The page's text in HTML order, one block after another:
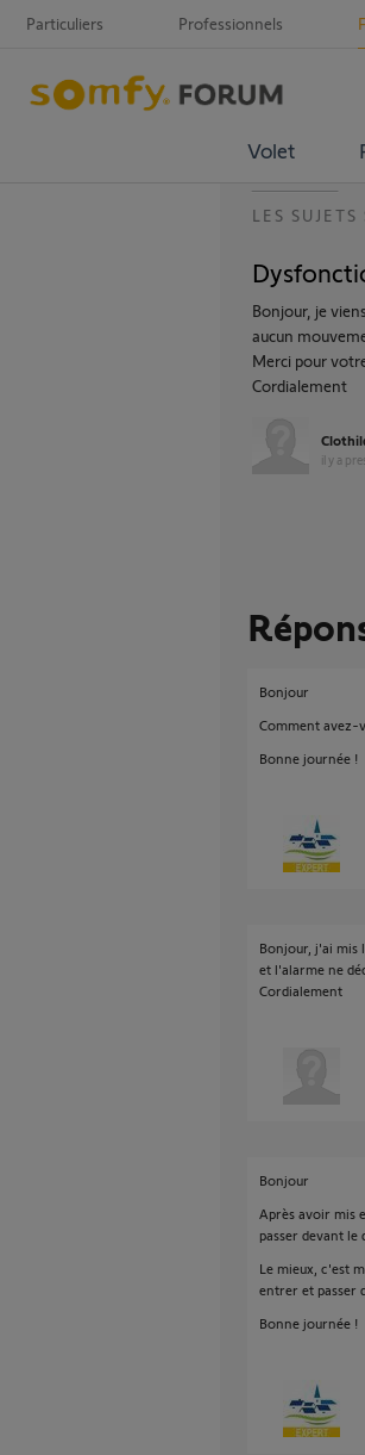
Particuliers Professionnels
Volet
LES SUJETS
Bonjour, je
aucun
Merci pour
Cordialement
il y a
Bonjour
Comment avez-
Bonne journée !
Bonjour, j'ai mis
et l'alarme ne
Cordialement
Bonjour
Après avoir mis
passer devant le
Le mieux, c'est
entrer et passer
Bonne journée !